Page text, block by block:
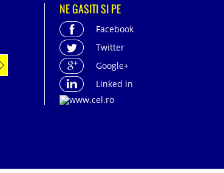
NE GASITI SI PE
Facebook
Twitter
Google+
Linked in